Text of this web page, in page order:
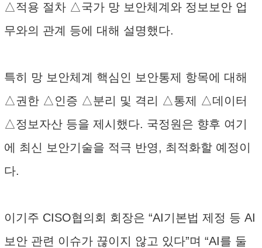
△적용 절차 △국가 망 보안체계와 정보보안 업
무와의 관계 등에 대해 설명했다.
특히 망 보안체계 핵심인 보안통제 항목에 대해
△권한 △인증 △분리 및 격리 △통제 △데이터
△정보자산 등을 제시했다. 국정원은 향후 여기
에 최신 보안기술을 적극 반영, 최적화할 예정이
다.
이기주 CISO협의회 회장은 “AI기본법 제정 등 AI
보안 관련 이슈가 끊이지 않고 있다”며 “AI를 둘